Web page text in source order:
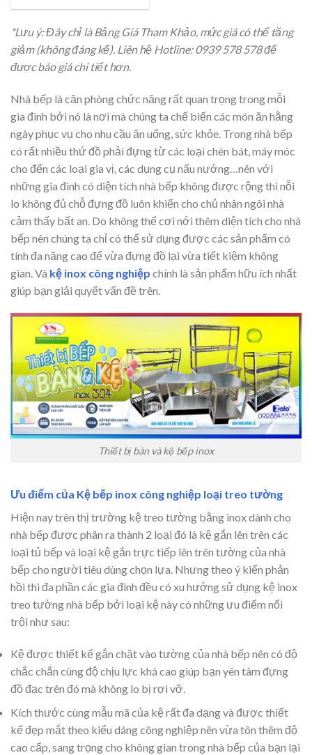
*Lưu ý: Đây chỉ là Bảng Giá Tham Khảo, mức giá có thể tăng
giảm (không đáng kể). Liên hệ Hotline: 0939 578 578 để
được báo giá chi tiết hơn.
Nhà bếp là căn phòng chức năng rất quan trọng trong mỗi
gia đình bởi nó là nơi mà chúng ta chế biến các món ăn hằng
ngày phục vụ cho nhu cầu ăn uống, sức khỏe. Trong nhà bếp
có rất nhiều thứ đồ phải đựng từ các loại chén bát, máy móc
cho đến các loại gia vị, các dụng cụ nấu nướng…nên với
những gia đình có diện tích nhà bếp không được rộng thì nỗi
lo không đủ chỗ đựng đồ luôn khiến cho chủ nhân ngôi nhà
cảm thấy bất an. Do không thể cơi nới thêm diện tích cho nhà
bếp nên chúng ta chỉ có thể sử dụng được các sản phẩm có
tính đa năng cao để vừa đựng đồ lại vừa tiết kiệm không
gian. Và kệ inox công nghiệp chính là sản phẩm hữu ích nhất
giúp bạn giải quyết vấn đề trên.
Thiết bị bàn và kệ bếp inox
Ưu điểm của Kệ bếp inox công nghiệp loại treo tường
Hiện nay trên thị trường kệ treo tường bằng inox dành cho
nhà bếp được phân ra thành 2 loại đó là kệ gắn lên trên các
loại tủ bếp và loại kệ gắn trực tiếp lên trên tường của nhà
bếp cho người tiêu dùng chọn lựa. Nhưng theo ý kiến phản
hồi thì đa phần các gia đình đều có xu hướng sử dụng kệ inox
treo tường nhà bếp bởi loại kệ này có những ưu điểm nổi
trội như sau:
Kệ được thiết kế gắn chặt vào tường của nhà bếp nên có độ
chắc chắn cùng độ chịu lực khá cao giúp bạn yên tâm đựng
đồ đạc trên đó mà không lo bị rơi vỡ.
Kích thước cùng mẫu mã của kệ rất đa dạng và được thiết
kế đẹp mắt theo kiểu dáng công nghiệp nên vừa tôn thêm độ
cao cấp, sang trọng cho không gian trong nhà bếp của bạn lại